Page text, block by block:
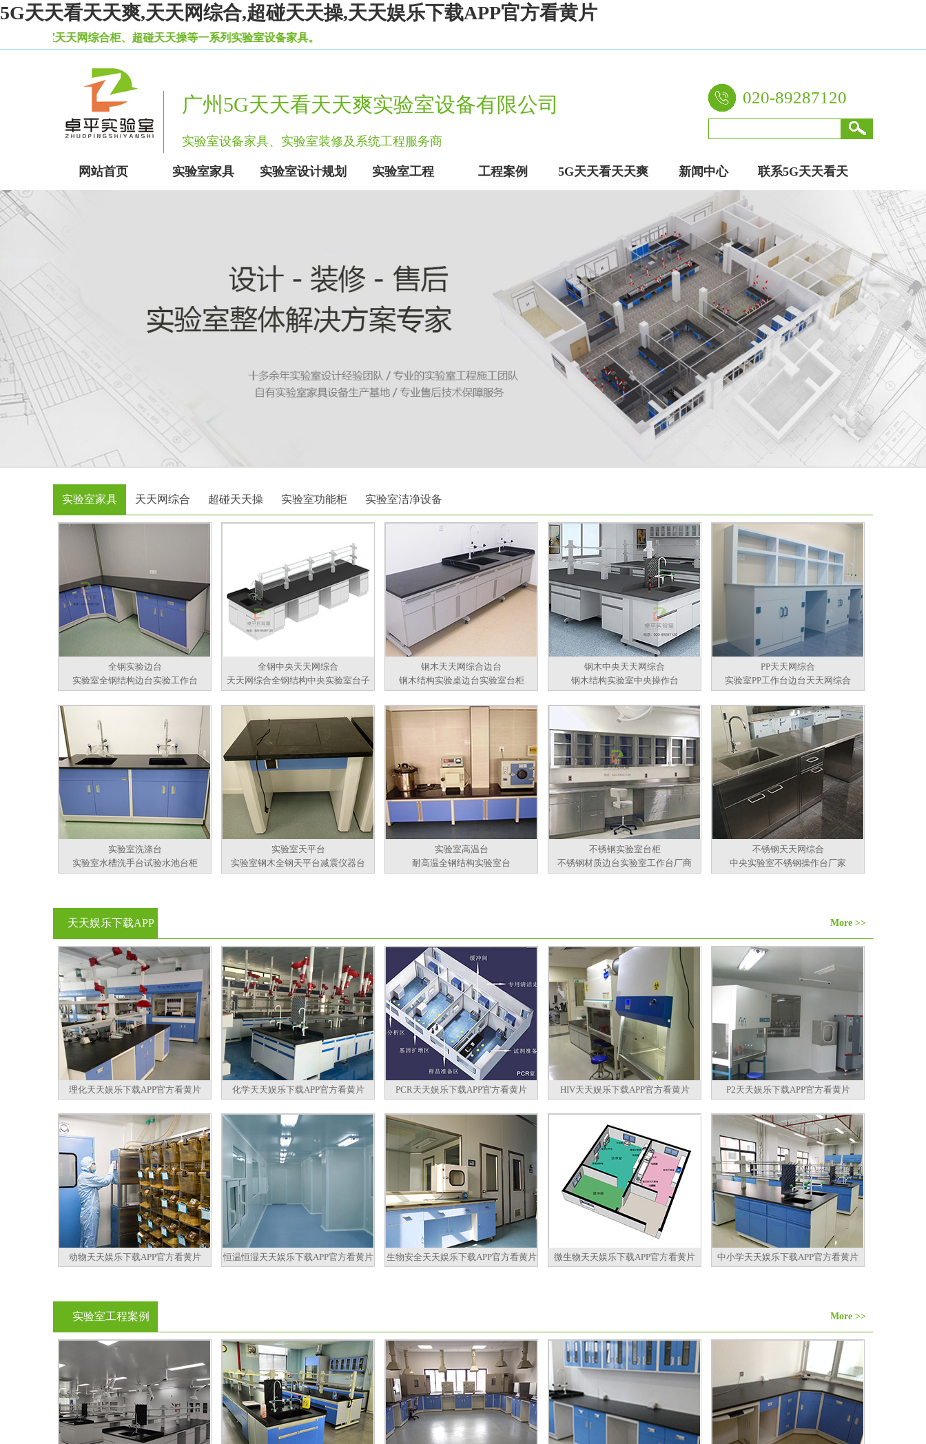
5G天天看天天爽,天天网综合,超碰天天操,天天娱乐下载APP官方看黄片
柜、超碰天天操等一系列实验室设备家具。
广州5G天天看天天爽实验室设备有限公司
实验室设备家具、实验室装修及系统工程服务商
020-89287120
网站首页 实验室家具 实验室设计规划 实验室工程 工程案例 5G天天看天天爽 新闻中心 联系5G天天看天
实验室家具 天天网综合 超碰天天操 实验室功能柜 实验室洁净设备
全钢实验边台
实验室全钢结构边台实验工作台
全钢中央天天网综合
天天网综合全钢结构中央实验室台子
钢木天天网综合边台
钢木结构实验桌边台实验室台柜
钢木中央天天网综合
钢木结构实验室中央操作台
PP天天网综合
实验室PP工作台边台天天网综合
实验室洗涤台
实验室水槽洗手台试验水池台柜
实验室天平台
实验室钢木全钢天平台减震仪器台
实验室高温台
耐高温全钢结构实验室台
不锈钢实验室台柜
不锈钢材质边台实验室工作台厂商
不锈钢天天网综合
中央实验室不锈钢操作台厂家
More >>
天天娱乐下载APP
官方看黄片
理化天天娱乐下载APP官方看黄片 化学天天娱乐下载APP官方看黄片 PCR天天娱乐下载APP官方看黄片 HIV天天娱乐下载APP官方看黄片 P2天天娱乐下载APP官方看黄片
动物天天娱乐下载APP官方看黄片 恒温恒湿天天娱乐下载APP官方看黄片 生物安全天天娱乐下载APP官方看黄片 微生物天天娱乐下载APP官方看黄片 中小学天天娱乐下载APP官方看黄片
More >>
实验室工程案例